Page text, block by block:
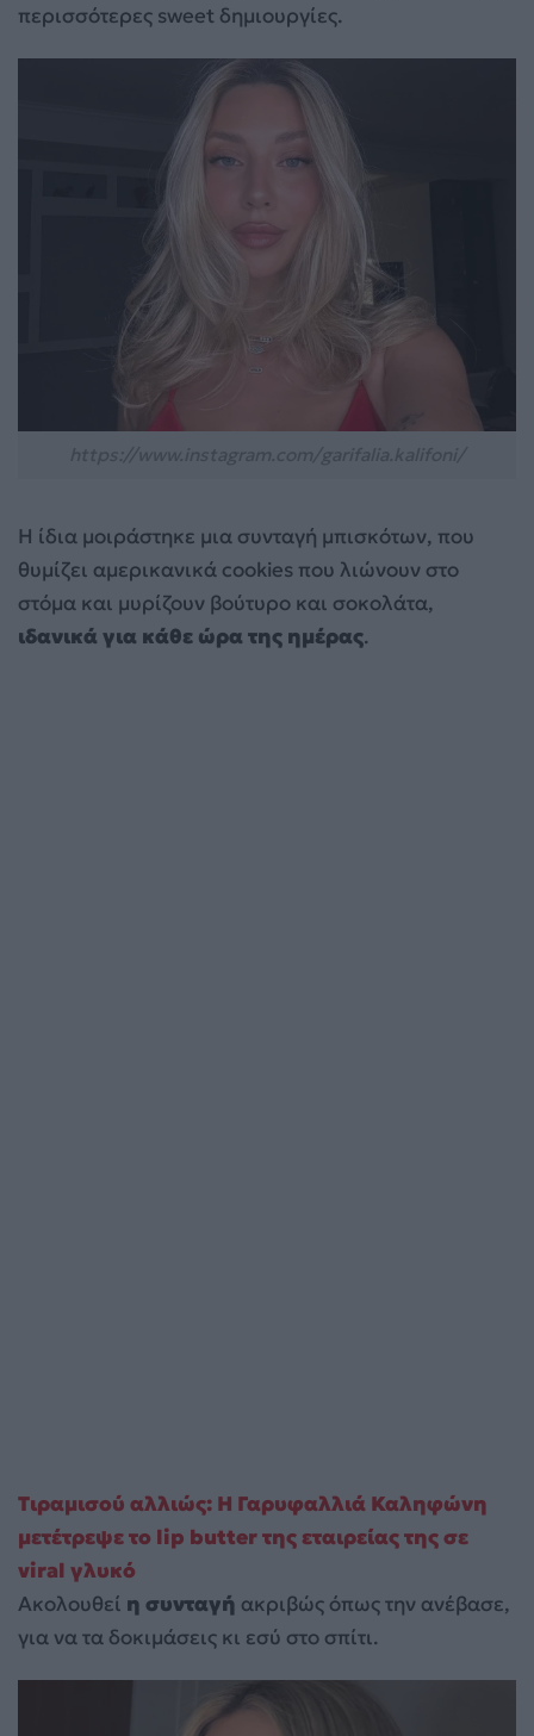
περισσότερες sweet δημιουργίες.
Η ίδια μοιράστηκε μια συνταγή μπισκότων, που
θυμίζει αμερικανικά cookies που λιώνουν στο
στόμα και μυρίζουν βούτυρο και σοκολάτα,
ιδανικά για κάθε ώρα της ημέρας.
Τιραμισού αλλιώς: Η Γαρυφαλλιά Καληφώνη
μετέτρεψε το lip butter της εταιρείας της σε
viral γλυκό
Ακολουθεί η συνταγή ακριβώς όπως την ανέβασε,
για να τα δοκιμάσεις κι εσύ στο σπίτι.